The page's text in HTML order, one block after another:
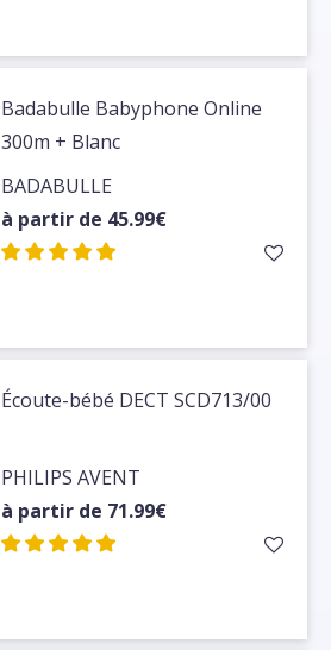
Badabulle Babyphone Online
300m + Blanc
BADABULLE
à partir de 45.99€
Écoute-bébé DECT SCD713/00
PHILIPS AVENT
à partir de 71.99€